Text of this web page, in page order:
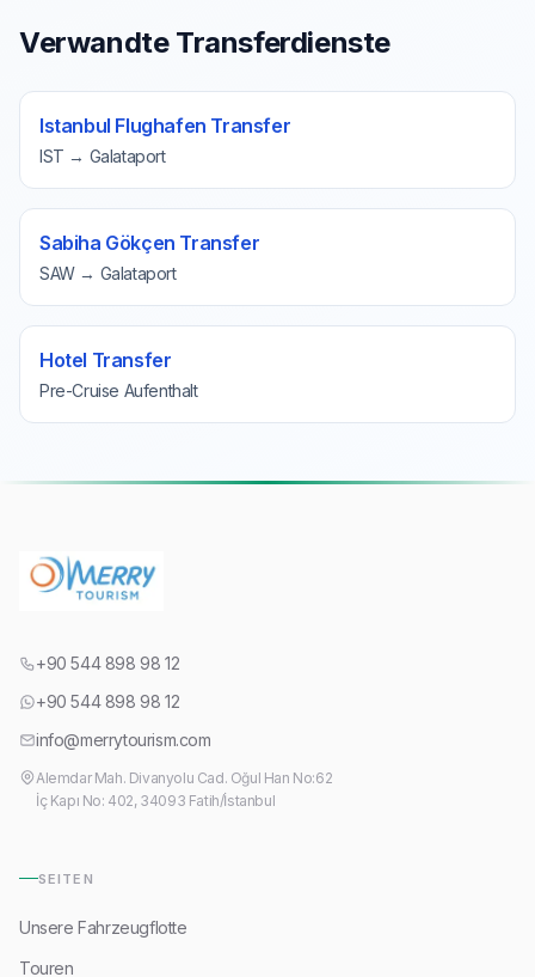
Verwandte Transferdienste
Istanbul Flughafen Transfer
IST → Galataport
Sabiha Gökçen Transfer
SAW → Galataport
Hotel Transfer
Pre-Cruise Aufenthalt
+90 544 898 98 12
+90 544 898 98 12
info@merrytourism.com
Alemdar Mah. Divanyolu Cad. Oğul Han No:62
İç Kapı No: 402, 34093 Fatih/İstanbul
SEITEN
Unsere Fahrzeugflotte
Touren